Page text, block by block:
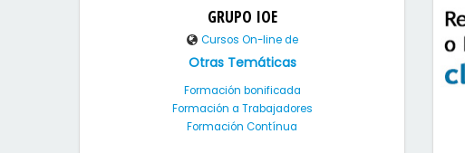
GRUPO IOE
Cursos On-line de
Otras Temáticas
Formación bonificada
Formación a Trabajadores
Formación Contínua